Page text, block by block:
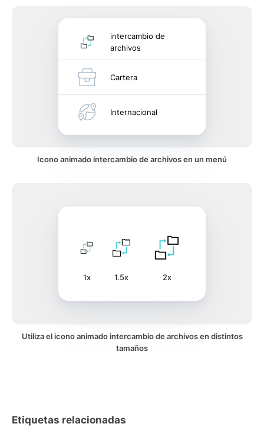
intercambio de
archivos
Cartera
Internacional
Icono animado intercambio de archivos en un menú
1x 1.5x 2x
Utiliza el icono animado intercambio de archivos en distintos
tamaños
Etiquetas relacionadas